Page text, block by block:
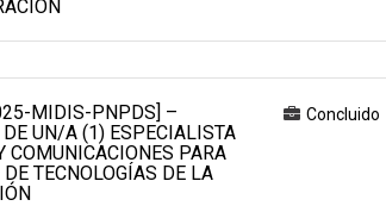
MIDIS-PNPDS] –
UN/A (1) ESPECIALISTA
COMUNICACIONES PARA
TECNOLOGÍAS DE LA
Concluido